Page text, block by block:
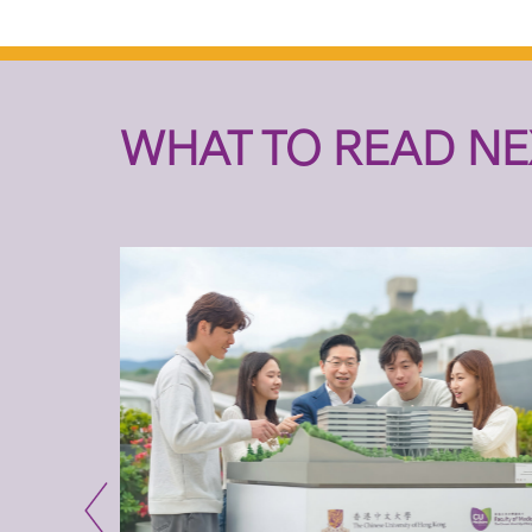
WHAT TO READ